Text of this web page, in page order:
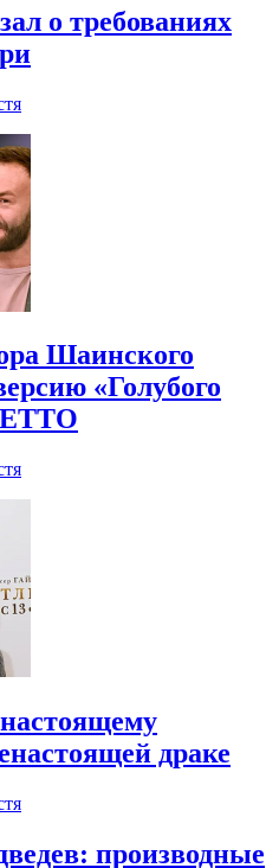
о требованиях
Шаинского
«Голубого
драке
производные